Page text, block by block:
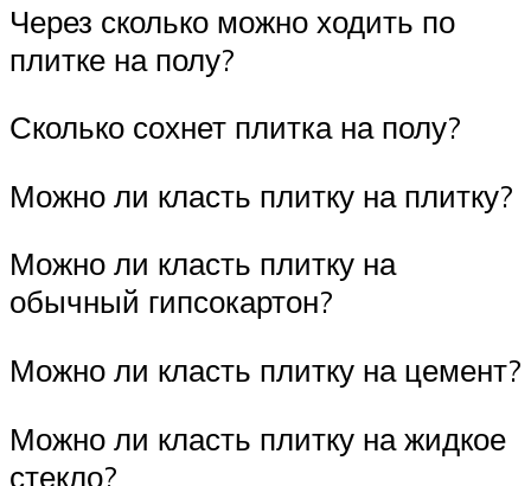
Через сколько можно ходить по
плитке на полу?
Сколько сохнет плитка на полу?
Можно ли класть плитку на плитку?
Можно ли класть плитку на
обычный гипсокартон?
Можно ли класть плитку на цемент?
Можно ли класть плитку на жидкое
стекло?